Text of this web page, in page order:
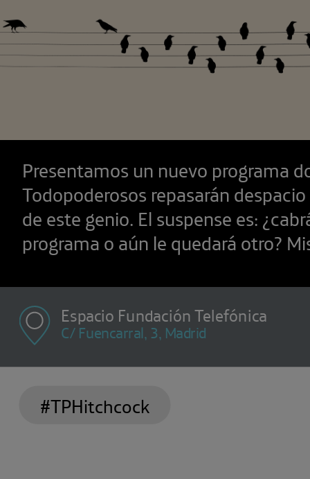
Presentamos un nuevo programa
Todopoderosos repasarán
de este genio. El suspense es:
programa o aún le quedará otro?
Espacio Fundación Telefónica
C/ Fuencarral, 3, Madrid
#TPHitchcock